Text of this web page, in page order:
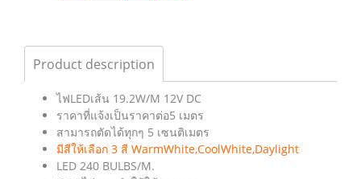
Product description
ไฟLEDเส้น 19.2W/M 12V DC
ราคาที่แจ้งเป็นราคาต่อ5 เมตร
สามารถตัดได้ทุกๆ 5 เซนติเมตร
มีสีให้เลือก 3 สี WarmWhite,CoolWhite,Daylight
LED 240 BULBS/M.